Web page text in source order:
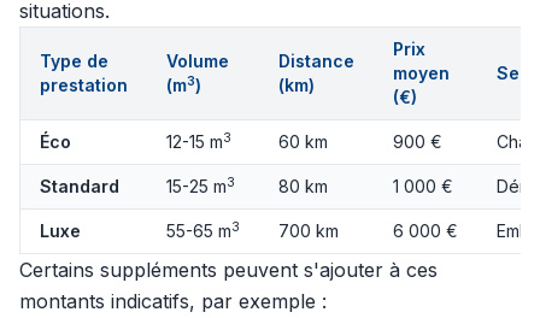
situations.
Type de
prestation
Volume
(m3)
Distance
(km)
Prix
moyen
(€)
Éco 12-15 m3 60 km 900 €
Standard 15-25 m3 80 km 1 000 €
Luxe 55-65 m3 700 km 6 000 €
Certains suppléments peuvent s'ajouter à ces
montants indicatifs, par exemple :